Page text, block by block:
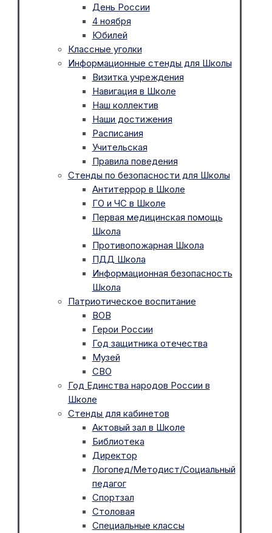
День России
4 ноября
Юбилей
Классные уголки
Информационные стенды для Школы
Визитка учреждения
Навигация в Школе
Наш коллектив
Наши достижения
Расписания
Учительская
Правила поведения
Стенды по безопасности для Школы
Антитеррор в Школе
ГО и ЧС в Школе
Первая медицинская помощь
Школа
Противопожарная Школа
ПДД Школа
Информационная безопасность
Школа
Патриотическое воспитание
ВОВ
Герои России
Год защитника отечества
Музей
СВО
Год Единства народов России в
Школе
Стенды для кабинетов
Актовый зал в Школе
Библиотека
Директор
Логопед/Методист/Социальный
педагог
Спортзал
Столовая
Специальные классы